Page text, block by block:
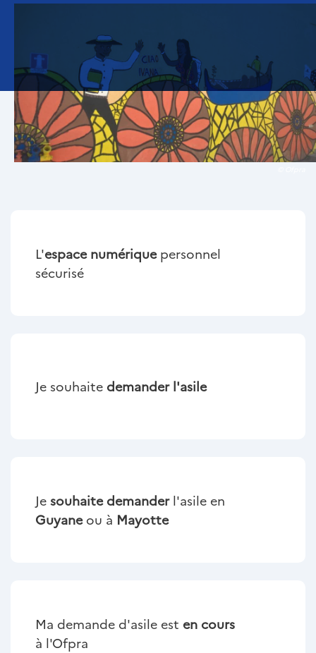
L'espace numériquepersonnel
sécurisé
Je souhaite demander l'asile
Je souhaite demanderl'asile en
Guyane ou à Mayotte
Ma demande d'asile est en cours
à l'Ofpra